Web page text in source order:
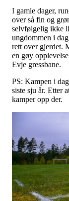
I gamle dager,
over så fin og
selvfølgelig ikke
ungdommen i
rett over gjerdet.
en gøy
Evje gressbane.
PS: Kampen i
siste sju år. Etter
kamper opp der.